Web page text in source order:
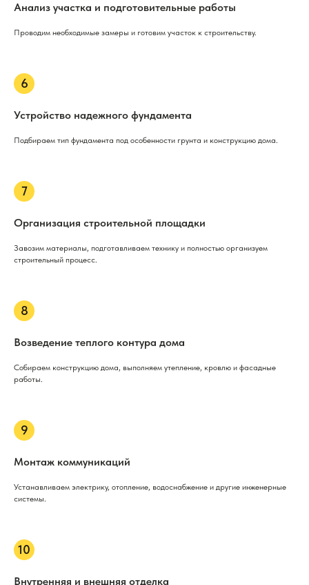
Анализ участка и подготовительные работы
Проводим необходимые замеры и готовим участок к строительству.
Устройство надежного фундамента
Подбираем тип фундамента под особенности грунта и конструкцию дома.
Организация строительной площадки
Завозим материалы, подготавливаем технику и полностью организуем
строительный процесс.
Возведение теплого контура дома
Собираем конструкцию дома, выполняем утепление, кровлю и фасадные
работы.
Монтаж коммуникаций
Устанавливаем электрику, отопление, водоснабжение и другие инженерные
системы.
Внутренняя и внешняя отделка